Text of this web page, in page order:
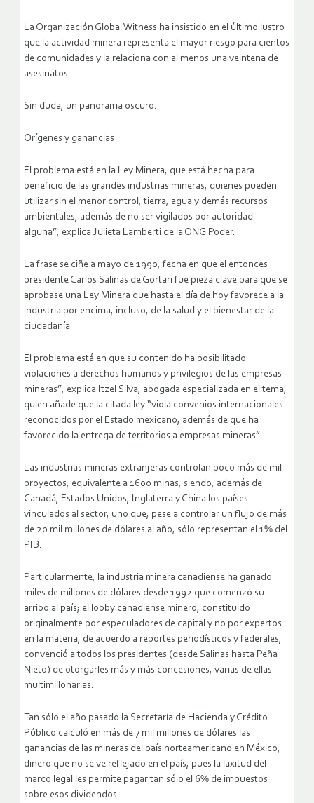
La Organización Global Witness ha insistido en el último lustro
que la actividad minera representa el mayor riesgo para cientos
de comunidades y la relaciona con al menos una veintena de
asesinatos.
Sin duda, un panorama oscuro.
Orígenes y ganancias
El problema está en la Ley Minera, que está hecha para
beneficio de las grandes industrias mineras, quienes pueden
utilizar sin el menor control, tierra, agua y demás recursos
ambientales, además de no ser vigilados por autoridad
alguna”, explica Julieta Lamberti de la ONG Poder.
La frase se ciñe a mayo de 1990, fecha en que el entonces
presidente Carlos Salinas de Gortari fue pieza clave para que se
aprobase una Ley Minera que hasta el día de hoy favorece a la
industria por encima, incluso, de la salud y el bienestar de la
ciudadanía
El problema está en que su contenido ha posibilitado
violaciones a derechos humanos y privilegios de las empresas
mineras”, explica Itzel Silva, abogada especializada en el tema,
quien añade que la citada ley “viola convenios internacionales
reconocidos por el Estado mexicano, además de que ha
favorecido la entrega de territorios a empresas mineras”.
Las industrias mineras extranjeras controlan poco más de mil
proyectos, equivalente a 1600 minas, siendo, además de
Canadá, Estados Unidos, Inglaterra y China los países
vinculados al sector, uno que, pese a controlar un flujo de más
de 20 mil millones de dólares al año, sólo representan el 1% del
PIB.
Particularmente, la industria minera canadiense ha ganado
miles de millones de dólares desde 1992 que comenzó su
arribo al país; el lobby canadiense minero, constituido
originalmente por especuladores de capital y no por expertos
en la materia, de acuerdo a reportes periodísticos y federales,
convenció a todos los presidentes (desde Salinas hasta Peña
Nieto) de otorgarles más y más concesiones, varias de ellas
multimillonarias.
Tan sólo el año pasado la Secretaría de Hacienda y Crédito
Público calculó en más de 7 mil millones de dólares las
ganancias de las mineras del país norteamericano en México,
dinero que no se ve reflejado en el país, pues la laxitud del
marco legal les permite pagar tan sólo el 6% de impuestos
sobre esos dividendos.